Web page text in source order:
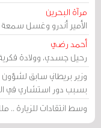
مرآة البحرين
الأمير أندرو وغسل سمعة
أحمد رضي
رحيل جسدي، وولادة
وزير بريطاني سابق
بسبب دور استشاري في
وسط انتقادات للزيارة ..